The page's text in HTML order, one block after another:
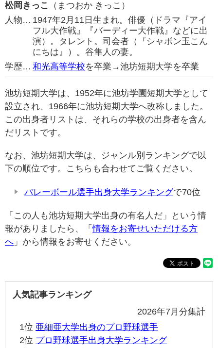
松岡きっこ （まつおか きっこ）
人物… 1947年2月11日生まれ。俳優（ドラマ『アイ
フル大作戦』『バーディー大作戦』などに出
演）。タレント。司会者（『シャボン玉こん
にちは』）。谷隼人の妻。
学歴… 和光高等学校を卒業→池坊短期大学を卒業
池坊短期大学は、1952年に池坊学園短期大学として
設立され、1966年に池坊短期大学へ改称しました。
この出身者リストは、それらの学校の出身者を含ん
だリストです。
なお、池坊短期大学は、ジャンル別ランキングで以
下の順位です。こちらも合わせてご覧ください。
バレーボール選手出身大学ランキングで70位
「この人も池坊短期大学出身の有名人だ」という情
報がありましたら、「情報をお寄せいただける方
へ 」から情報をお寄せください。
人気記事ランキング
2026年7月分集計
1位 亜細亜大学出身のプロ野球選手
2位 プロ野球選手出身大学ランキング